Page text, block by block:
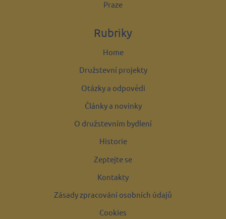
Praze
Rubriky
Home
Družstevní projekty
Otázky a odpovědi
Články a novinky
O družstevním bydlení
Historie
Zeptejte se
Kontakty
Zásady zpracování osobních údajů
Cookies